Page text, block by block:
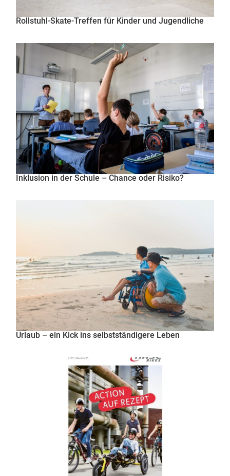
Rollstuhl-Skate-Treffen für Kinder und Jugendliche
Inklusion in der Schule – Chance oder Risiko?
Urlaub – ein Kick ins selbstständigere Leben